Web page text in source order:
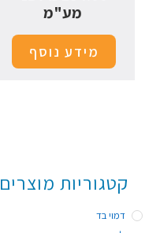
מע"מ
מידע נוסף
קטגוריות מוצרים
דמוי בד